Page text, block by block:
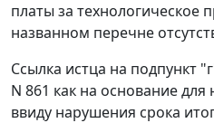
платы за технологическое
названном перечне
Ссылка истца на подпункт
N 861 как на основание
ввиду нарушения срока